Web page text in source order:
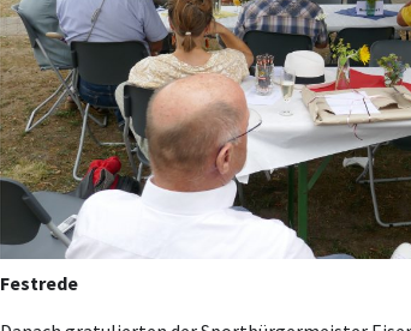
Festrede